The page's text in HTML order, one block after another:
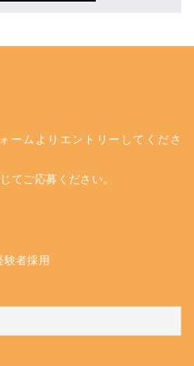
ームよりエントリーしてくださ
てご応募ください。
験者採用